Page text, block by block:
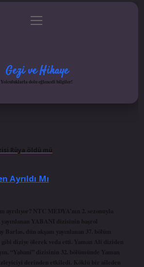
Gizlilik Politikası
menüyü
aç
Gezi ve Hikaye
Yolculuklarla dolu eğlenceli bilgiler!
Rüya öldü mü
Ayrıldı Mı
ayrılıyor? NTC MEDYA’nın 2. sezonuyla
YABANI dizisinin başrol
Barlas, dün akşam yayınlanan 37. bölüm
gibi diziye ölerek veda etti. Yaman Ali diziden
“Yabani” dizisinin 32. bölümünde Yaman
izleyiciyi derinden etkiledi. Köklü bir aileden